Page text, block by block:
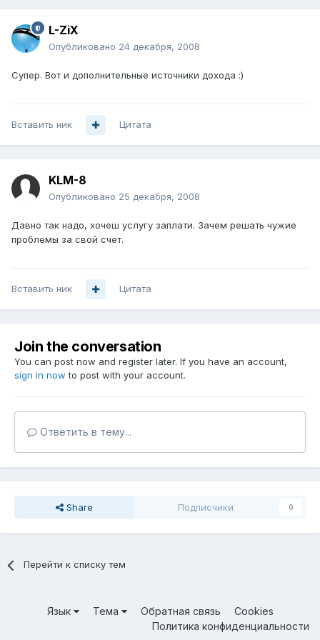
L-ZiX
Опубликовано 24 декабря, 2008
Супер. Вот и дополнительные источники дохода :)
Вставить ник Цитата
KLM-8
Опубликовано 25 декабря, 2008
Давно так надо, хочеш услугу заплати. Зачем решать чужие
проблемы за свой счет.
Вставить ник Цитата
Join the conversation
You can post now and register later. If you have an account,
sign in now to post with your account.
Ответить в тему...
Share Подписчики 0
Перейти к списку тем
Язык Тема Обратная связь
Cookies
Политика конфиденциальности